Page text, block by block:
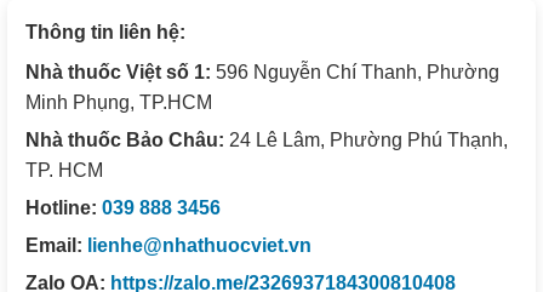
Thông tin liên hệ:
Nhà thuốc Việt số 1: 596 Nguyễn Chí Thanh, Phường
Minh Phụng, TP.HCM
Nhà thuốc Bảo Châu: 24 Lê Lâm, Phường Phú Thạnh,
TP. HCM
Hotline: 039 888 3456
Email: lienhe@nhathuocviet.vn
Zalo OA: https://zalo.me/2326937184300810408